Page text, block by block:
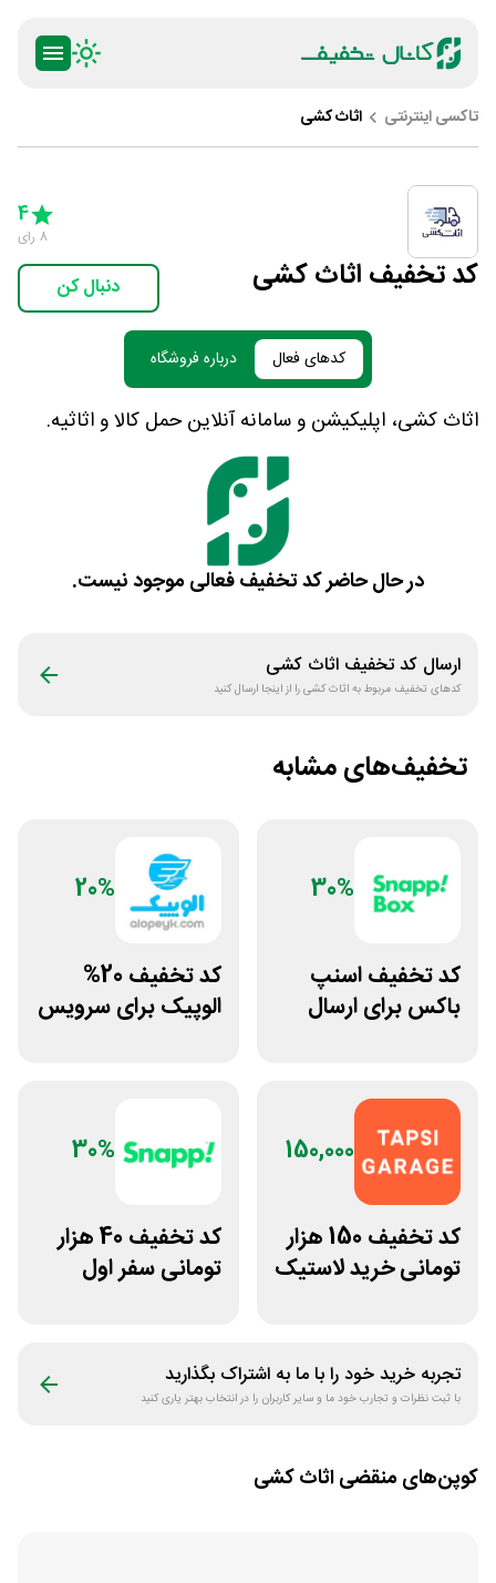
تاکسی اینترنتی اثاث کشی
کد تخفیف اثاث کشی
5 Stars
4
8 رای
دنبال کن
کدهای فعال درباره فروشگاه
اثاث کشی، اپلیکیشن و سامانه آنلاین حمل کالا و اثاثیه.
در حال حاضر کد تخفیف فعالی موجود نیست.
ارسال کد تخفیف اثاث کشی
کدهای تخفیف مربوط بهاثاث کشیرا از اینجا ارسال کنید
تخفیف‌های مشابه
30%
کد تخفیف اسنپ
باکس برای ارسال
20%
کد تخفیف 20%
الوپیک برای سرویس
150,000
کد تخفیف 150 هزار
تومانی خرید لاستیک
30%
کد تخفیف 40 هزار
تومانی سفر اول
تجربه خرید خود را با ما به اشتراک بگذارید
با ثبت نظرات و تجارب خود ما و سایر کاربران را در انتخاب بهتر یاری کنید
کوپن‌های منقضیاثاث کشی